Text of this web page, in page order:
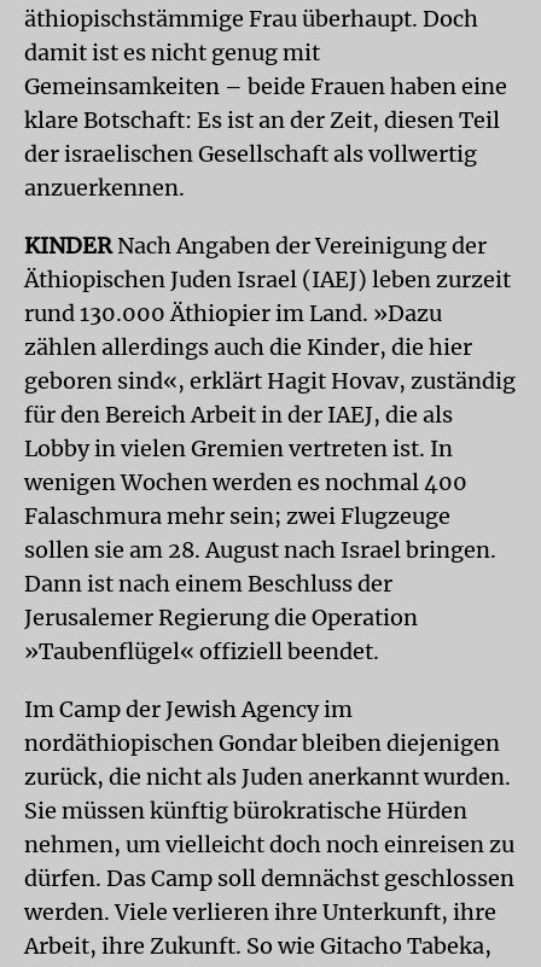
äthiopischstämmige Frau überhaupt. Doch
damit ist es nicht genug mit
Gemeinsamkeiten – beide Frauen haben eine
klare Botschaft: Es ist an der Zeit, diesen Teil
der israelischen Gesellschaft als vollwertig
anzuerkennen.
KINDERNach Angaben der Vereinigung der
Äthiopischen Juden Israel (IAEJ) leben zurzeit
rund 130.000 Äthiopier im Land. »Dazu
zählen allerdings auch die Kinder, die hier
geboren sind«, erklärt Hagit Hovav, zuständig
für den Bereich Arbeit in der IAEJ, die als
Lobby in vielen Gremien vertreten ist. In
wenigen Wochen werden es nochmal 400
Falaschmura mehr sein; zwei Flugzeuge
sollen sie am 28. August nach Israel bringen.
Dann ist nach einem Beschluss der
Jerusalemer Regierung die Operation
»Taubenflügel« offiziell beendet.
Im Camp der Jewish Agency im
nordäthiopischen Gondar bleiben diejenigen
zurück, die nicht als Juden anerkannt wurden.
Sie müssen künftig bürokratische Hürden
nehmen, um vielleicht doch noch einreisen zu
dürfen. Das Camp soll demnächst geschlossen
werden. Viele verlieren ihre Unterkunft, ihre
Arbeit, ihre Zukunft. So wie Gitacho Tabeka,